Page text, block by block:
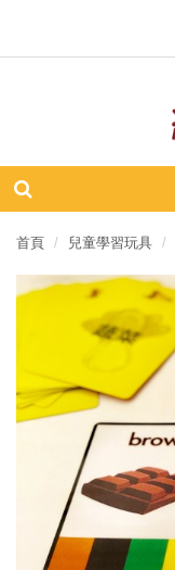
首頁 兒童學習玩具